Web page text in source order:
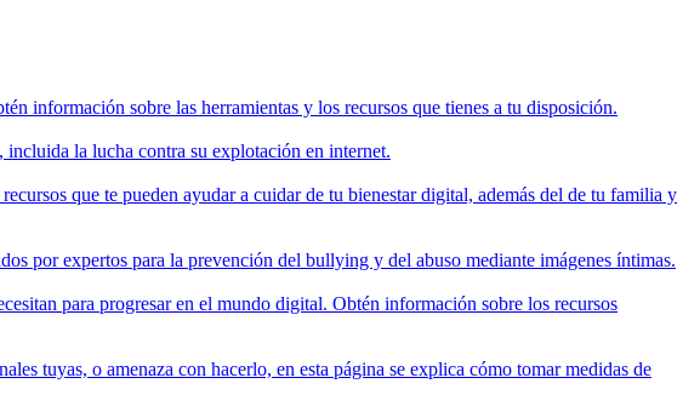
información sobre las herramientas y los recursos que tienes a tu disposición.
la lucha contra su explotación en internet.
que te pueden ayudar a cuidar de tu bienestar digital, además del de tu familia y
por expertos para la prevención del bullying y del abuso mediante imágenes íntimas.
para progresar en el mundo digital. Obtén información sobre los recursos
tuyas, o amenaza con hacerlo, en esta página se explica cómo tomar medidas de